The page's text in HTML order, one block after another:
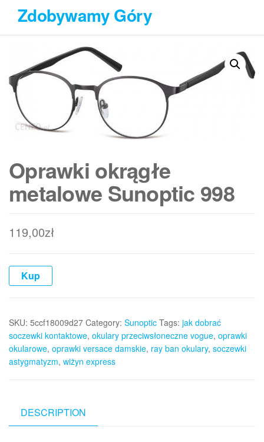
Przejdź
treści
Zdobywamy Góry
Oprawki okrągłe
metalowe Sunoptic 998
119,00zł
Kup
SKU: 5ccf18009d27 Category: Sunoptic Tags: jak dobrać
soczewki kontaktowe, okulary przeciwsłoneczne vogue, oprawki
okularowe, oprawki versace damskie, ray ban okulary, soczewki
astygmatyzm, wiżyn express
DESCRIPTION